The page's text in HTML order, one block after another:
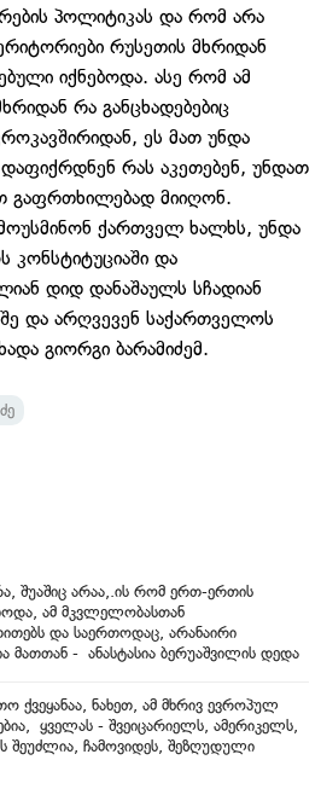
პოლიტიკას და რომ არა
რუსეთის მხრიდან
იქნებოდა. ასე რომ ამ
რა განცხადებებიც
ეს მათ უნდა
რას აკეთებენ, უნდათ
გაფრთხილებად მიიღონ.
ქართველ ხალხს, უნდა
კონსტიტუციაში და
დიდ დანაშაულს სჩადიან
და არღვევენ საქართველოს
გიორგი ბარამიძემ.
შუაშიც არაა,.ის რომ ერთ-ერთის
ამ მკვლელობასთან
და საერთოდაც, არანაირი
მათთან - ანასტასია ბერუაშვილის დედა
ქვეყანაა, ნახეთ, ამ მხრივ ევროპულ
ყველას - შვეიცარიელს, ამერიკელს,
ჩამოვიდეს, შეზღუდული